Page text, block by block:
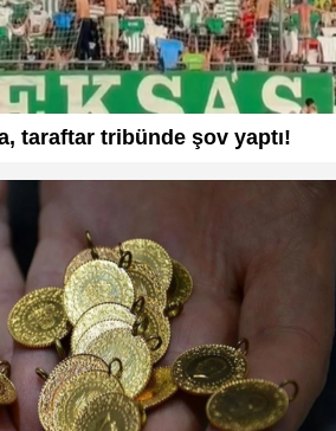
taraftar tribünde şov yaptı!